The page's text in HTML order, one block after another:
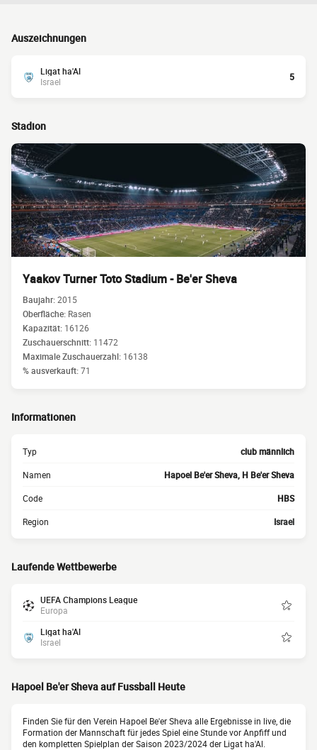
Auszeichnungen
Ligat ha'Al
Israel
5
Stadion
Yaakov Turner Toto Stadium - Be'er Sheva
Baujahr:2015
Oberfläche: Rasen
Kapazität: 16126
Zuschauerschnitt: 11472
Maximale Zuschauerzahl: 16138
% ausverkauft:71
Informationen
Typ club männlich
Namen Hapoel Be'er Sheva, H Be'er Sheva
Code HBS
Region Israel
Laufende Wettbewerbe
UEFA Champions League
Europa
Ligat ha'Al
Israel
Hapoel Be'er Sheva auf Fussball Heute
Finden Sie für den Verein Hapoel Be'er Sheva alle Ergebnisse in live, die
Formation der Mannschaft für jedes Spiel eine Stunde vor Anpfiff und
den kompletten Spielplan der Saison 2023/2024 der Ligat ha'Al.